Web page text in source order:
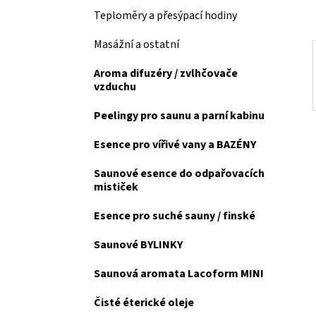
Teploměry a přesýpací hodiny
Masážní a ostatní
Aroma difuzéry / zvlhčovače
vzduchu
Peelingy pro saunu a parní kabinu
Esence pro vířivé vany a BAZÉNY
Saunové esence do odpařovacích
mističek
Esence pro suché sauny / finské
Saunové BYLINKY
Saunová aromata Lacoform MINI
Čisté éterické oleje